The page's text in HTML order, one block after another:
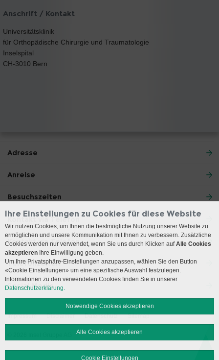
Anschrift / Kontakt
Universitätsklinik
für Orthopädische Chirurgie und Traumatologie
Inselspital
CH-3010 Bern
Adresse
Anreise
Besuchszeiten
Kontakt via Telefon
Kontakt via Telefon
Telefonzeiten
Social Media
Impressum Disclaimer Datenschutz Sitemap
Ihre Einstellungen zu Cookies für diese Website
Wir nutzen Cookies, um Ihnen die bestmögliche Nutzung unserer Website zu
ermöglichen und unsere Kommunikation mit Ihnen zu verbessern. Zusätzliche
Cookies werden nur verwendet, wenn Sie uns durch Klicken aufAlle Cookies
akzeptieren Ihre Einwilligung geben.
Um Ihre Privatsphäre-Einstellungen anzupassen, wählen Sie den Button
«Cookie Einstellungen» um eine spezifische Auswahl festzulegen.
Informationen zu den verwendeten Cookies finden Sie in unserer
Datenschutzerklärung.
Notwendige Cookies akzeptieren
Alle Cookies akzeptieren
Cookie Einstellungen